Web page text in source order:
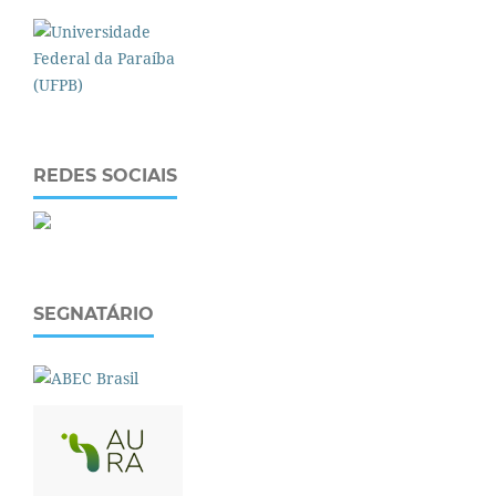
REDES SOCIAIS
SEGNATÁRIO